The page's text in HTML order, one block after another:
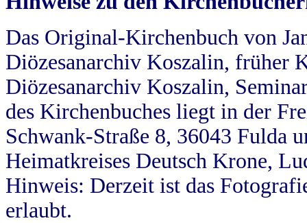
Das Original-Kirchenbuch von
Diözesanarchiv Koszalin, früher
Diözesanarchiv Koszalin,
des Kirchenbuches liegt in der
Schwank-Straße 8, 36043 Fulda
Heimatkreises Deutsch Krone,
Hinweis: Derzeit ist das
erlaubt.